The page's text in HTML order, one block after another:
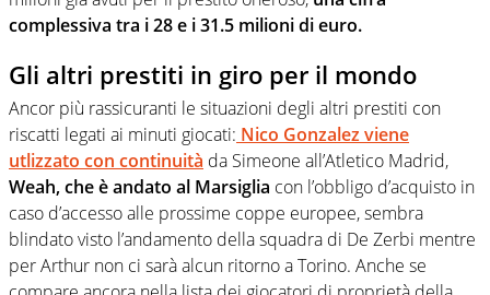
complessiva tra i 28 e i 31.5 milioni di euro.
Gli altri prestiti in giro per il mondo
Ancor più rassicuranti le situazioni degli altri prestiti con
riscatti legati ai minuti giocati: Nico Gonzalez viene
utlizzato con continuità da Simeone all’Atletico Madrid,
Weah, che è andato al Marsiglia con l’obbligo d’acquisto in
caso d’accesso alle prossime coppe europee, sembra
blindato visto l’andamento della squadra di De Zerbi mentre
per Arthur non ci sarà alcun ritorno a Torino. Anche se